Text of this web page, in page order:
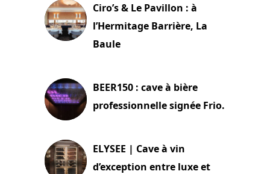
Ciro’s & Le Pavillon : à
l’Hermitage Barrière, La
Baule
BEER150 : cave à bière
professionnelle signée Frio.
ELYSEE | Cave à vin
d’exception entre luxe et